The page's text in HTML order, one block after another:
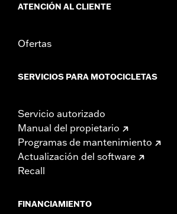
ATENCIÓN AL CLIENTE
Ofertas
SERVICIOS PARA MOTOCICLETAS
Servicio autorizado
Manual del propietario
Programas de mantenimiento
Actualización del software
Recall
FINANCIAMIENTO